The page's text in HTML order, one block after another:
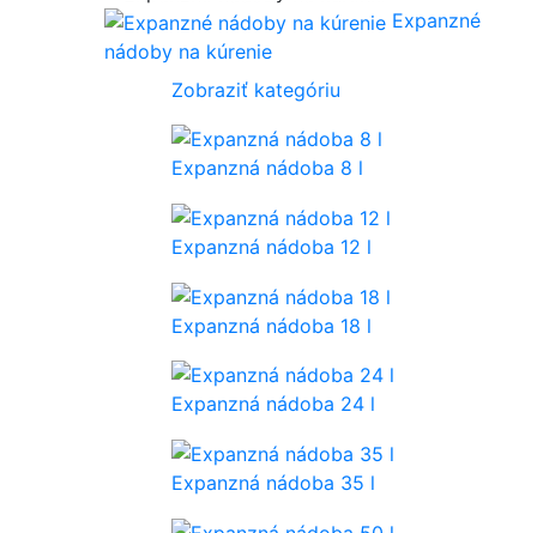
Expanzné
nádoby na kúrenie
Zobraziť kategóriu
Expanzná nádoba 8 l
Expanzná nádoba 12 l
Expanzná nádoba 18 l
Expanzná nádoba 24 l
Expanzná nádoba 35 l